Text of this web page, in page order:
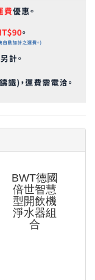
BWT德國
倍世智慧
型開飲機
淨水器組
合